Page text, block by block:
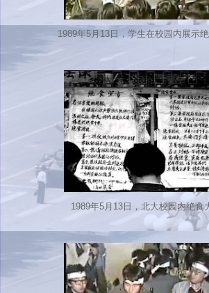
1989年5月13日，学生在校园内展示绝
1989年5月13日，北大校园内绝食